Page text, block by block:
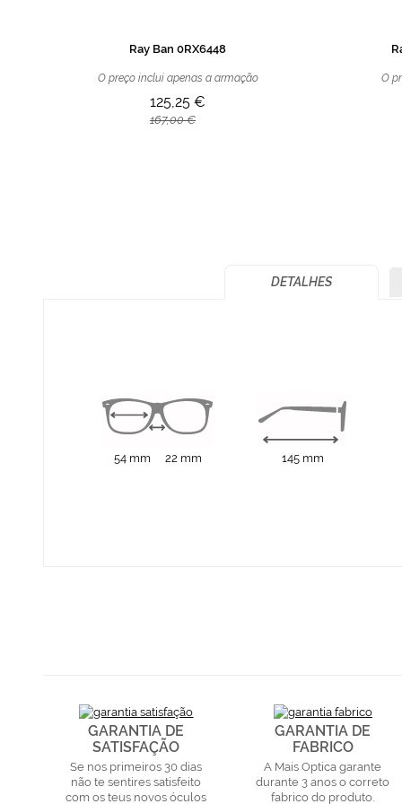
Ray Ban 0RX6448
O preço inclui apenas a armação
125,25 €
167,00 €
O
DETALHES
54 mm 22 mm 145 mm
GARANTIA DE
SATISFAÇÃO
Se nos primeiros 30 dias
não te sentires satisfeito
com os teus novos óculos
GARANTIA DE
FABRICO
A Mais Optica garante
durante 3 anos o correto
fabrico do produto.